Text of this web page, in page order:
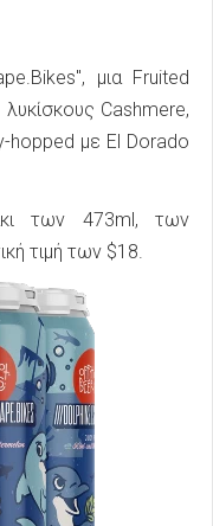
μια Fruited
λυκίσκους Cashmere,
hopped με El Dorado
των 473ml, των
τιμή των $18.